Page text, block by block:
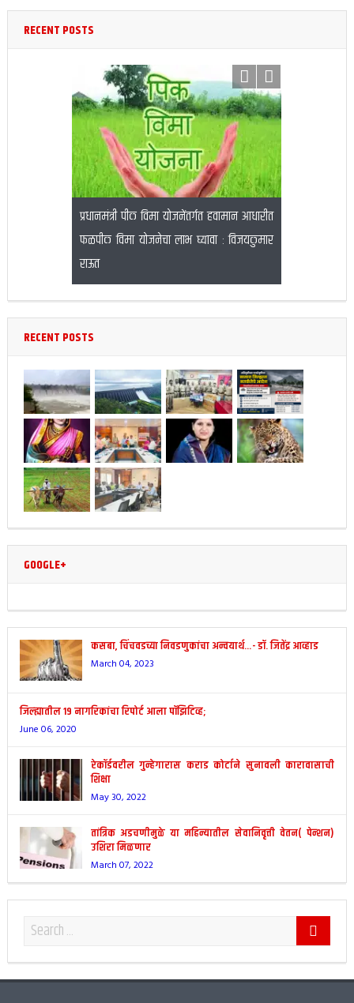
RECENT POSTS
प्रधानमंत्री पीक विमा योजनेंतर्गत हवामान आधारीत
फळपीक विमा योजनेचा लाभ घ्यावा : विजयकुमार
राऊत
RECENT POSTS
GOOGLE+
कसबा, चिंचवडच्या निवडणुकांचा अन्वयार्थ…- डॉ. जितेंद्र आव्हाड
March 04, 2023
जिल्ह्यातील 19 नागरिकांचा रिपोर्ट आला पॉझिटिव्ह;
June 06, 2020
रेकॉर्डवरील गुन्हेगारास कराड कोर्टाने सुनावली कारावासाची
शिक्षा
May 30, 2022
तांत्रिक अडचणीमुळे या महिन्यातील सेवानिवृत्ती वेतन( पेन्शन)
उशिरा मिळणार
March 07, 2022